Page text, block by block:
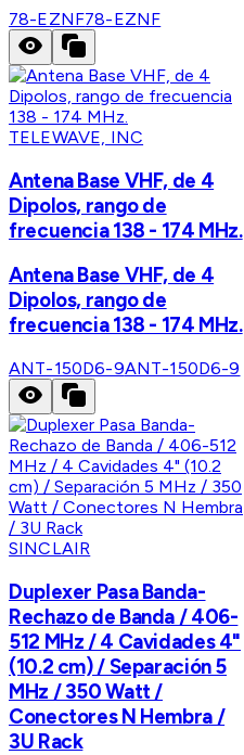
78-EZNF78-EZNF
TELEWAVE, INC
Antena Base VHF, de 4
Dipolos, rango de
frecuencia 138 - 174 MHz.
Antena Base VHF, de 4
Dipolos, rango de
frecuencia 138 - 174 MHz.
ANT-150D6-9ANT-150D6-9
SINCLAIR
Duplexer Pasa Banda-
Rechazo de Banda / 406-
512 MHz / 4 Cavidades 4"
(10.2 cm) / Separación 5
MHz / 350 Watt /
Conectores N Hembra /
3U Rack